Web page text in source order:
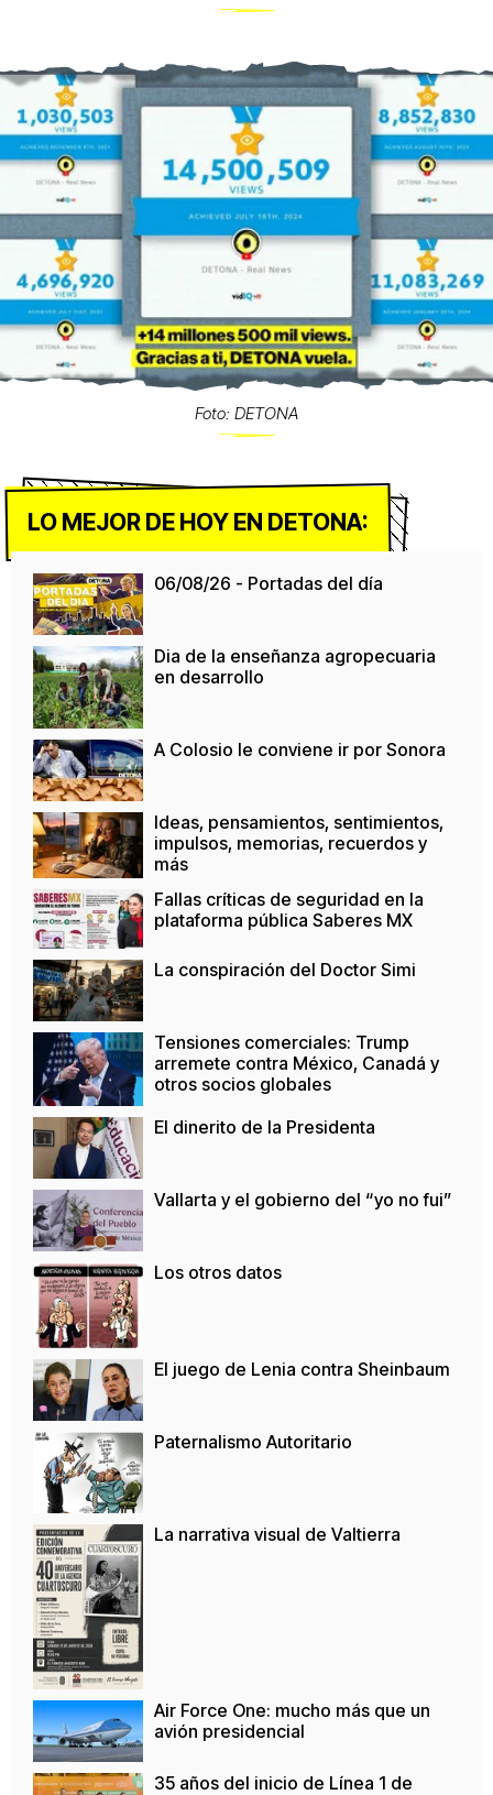
Foto: DETONA
LO MEJOR DE HOY EN DETONA:
06/08/26 - Portadas del día
Dia de la enseñanza agropecuaria
en desarrollo
A Colosio le conviene ir por Sonora
Ideas, pensamientos, sentimientos,
impulsos, memorias, recuerdos y
más
Fallas críticas de seguridad en la
plataforma pública Saberes MX
La conspiración del Doctor Simi
Tensiones comerciales: Trump
arremete contra México, Canadá y
otros socios globales
El dinerito de la Presidenta
Vallarta y el gobierno del “yo no fui”
Los otros datos
El juego de Lenia contra Sheinbaum
Paternalismo Autoritario
La narrativa visual de Valtierra
Air Force One: mucho más que un
avión presidencial
35 años del inicio de Línea 1 de